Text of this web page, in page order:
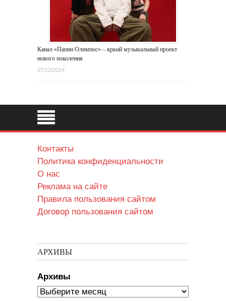
Канал «Папин Олимпос» – яркий музыкальный проект
нового поколения
07/12/2024
Контакты
Политика конфиденциальности
О нас
Реклама на сайте
Правила пользования сайтом
Договор пользования сайтом
АРХИВЫ
Архивы